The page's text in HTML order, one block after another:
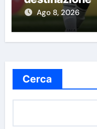
Ago 8, 2026
Cerca